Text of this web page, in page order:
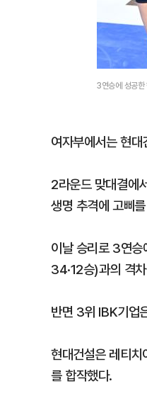
3연승에 성공
여자부에서는 현
2라운드 맞대결에
생명 추격에 고삐
이날 승리로 3연
34·12승)과의 격
반면 3위 IBK기업
현대건설은 레티
를 합작했다.